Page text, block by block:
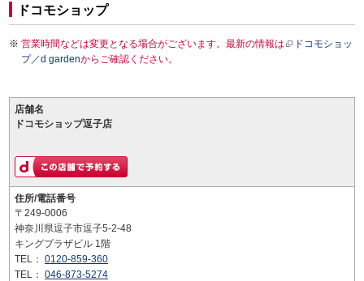
ドコモショップ
営業時間などは変更となる場合がございます。最新の情報は
ドコモショッ
プ／d gardenからご確認ください。
店舗名
ドコモショップ逗子店
住所/電話番号
〒249-0006
神奈川県逗子市逗子5-2-48
キングプラザビル 1階
TEL： 0120-859-360
TEL： 046-873-5274